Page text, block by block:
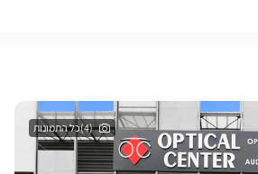
(4)כל התמונות